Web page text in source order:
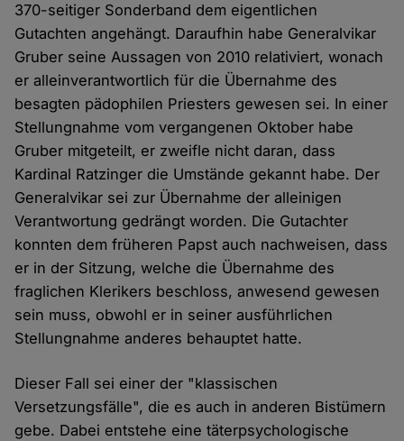
370-seitiger Sonderband dem eigentlichen
Gutachten angehängt. Daraufhin habe Generalvikar
Gruber seine Aussagen von 2010 relativiert, wonach
er alleinverantwortlich für die Übernahme des
besagten pädophilen Priesters gewesen sei. In einer
Stellungnahme vom vergangenen Oktober habe
Gruber mitgeteilt, er zweifle nicht daran, dass
Kardinal Ratzinger die Umstände gekannt habe. Der
Generalvikar sei zur Übernahme der alleinigen
Verantwortung gedrängt worden. Die Gutachter
konnten dem früheren Papst auch nachweisen, dass
er in der Sitzung, welche die Übernahme des
fraglichen Klerikers beschloss, anwesend gewesen
sein muss, obwohl er in seiner ausführlichen
Stellungnahme anderes behauptet hatte.
Dieser Fall sei einer der "klassischen
Versetzungsfälle", die es auch in anderen Bistümern
gebe. Dabei entstehe eine täterpsychologische